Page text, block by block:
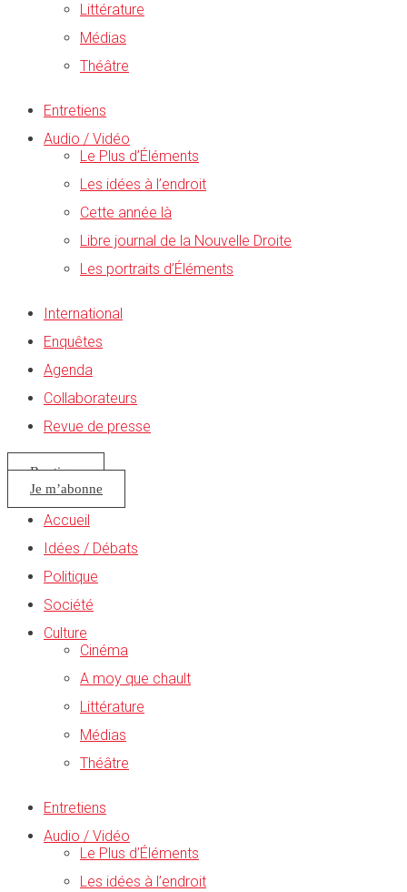
Littérature
Médias
Théâtre
Entretiens
Audio / Vidéo
Le Plus d’Éléments
Les idées à l’endroit
Cette année là
Libre journal de la Nouvelle Droite
Les portraits d’Éléments
International
Enquêtes
Agenda
Collaborateurs
Revue de presse
Boutique
Je m’abonne
Accueil
Idées / Débats
Politique
Société
Culture
Cinéma
A moy que chault
Littérature
Médias
Théâtre
Entretiens
Audio / Vidéo
Le Plus d’Éléments
Les idées à l’endroit